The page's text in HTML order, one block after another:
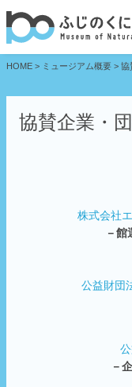
HOME > ミュージアム概要 > 協
協賛企業・
株式会社
－館
公益財団
－